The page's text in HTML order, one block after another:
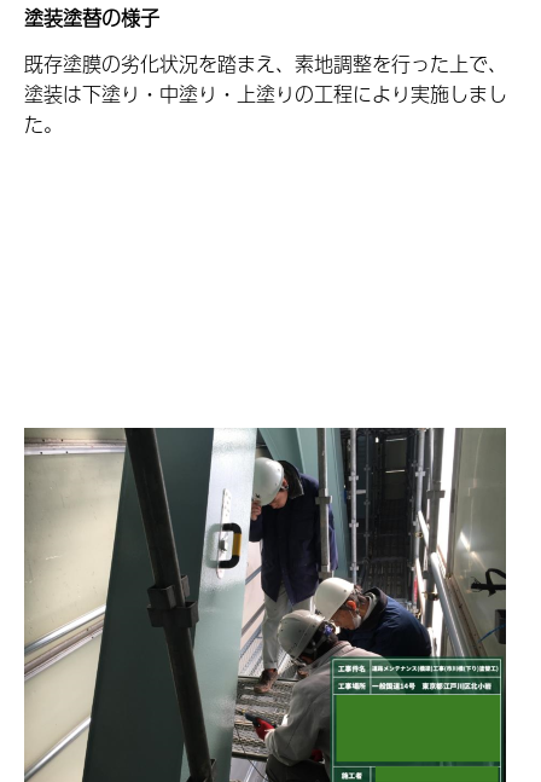
塗装塗替の様子
既存塗膜の劣化状況を踏まえ、素地調整を行った上で、
塗装は下塗り・中塗り・上塗りの工程により実施しまし
た。